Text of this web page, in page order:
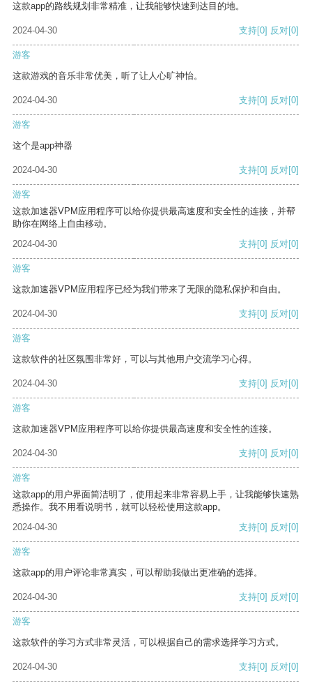
这款app的路线规划非常精准，让我能够快速到达目的地。
2024-04-30 支持[0] 反对[0]
游客
这款游戏的音乐非常优美，听了让人心旷神怡。
2024-04-30 支持[0] 反对[0]
游客
这个是app神器
2024-04-30 支持[0] 反对[0]
游客
这款加速器VPM应用程序可以给你提供最高速度和安全性的连接，并帮
助你在网络上自由移动。
2024-04-30
支持[0] 反对[0]
游客
这款加速器VPM应用程序已经为我们带来了无限的隐私保护和自由。
2024-04-30 支持[0] 反对[0]
游客
这款软件的社区氛围非常好，可以与其他用户交流学习心得。
2024-04-30 支持[0] 反对[0]
游客
这款加速器VPM应用程序可以给你提供最高速度和安全性的连接。
2024-04-30 支持[0] 反对[0]
游客
这款app的用户界面简洁明了，使用起来非常容易上手，让我能够快速熟
悉操作。我不用看说明书，就可以轻松使用这款app。
2024-04-30
支持[0] 反对[0]
游客
这款app的用户评论非常真实，可以帮助我做出更准确的选择。
2024-04-30 支持[0] 反对[0]
游客
这款软件的学习方式非常灵活，可以根据自己的需求选择学习方式。
2024-04-30 支持[0] 反对[0]